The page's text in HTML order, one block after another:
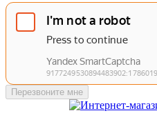
Перезвоните мне